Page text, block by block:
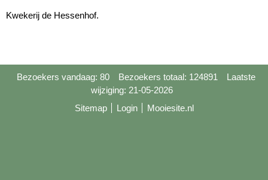
Kwekerij de Hessenhof.
Bezoekers vandaag: 80 Bezoekers totaal: 124891
Laatste
wijziging: 21-05-2026
Sitemap
Login Mooiesite.nl